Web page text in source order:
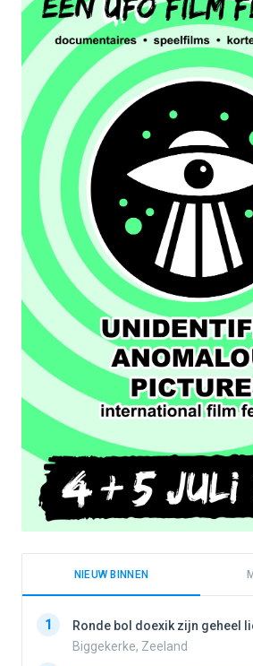
NIEUW BINNEN
1
Ronde bol doexik zijn geheel
Biggekerke, Zeeland